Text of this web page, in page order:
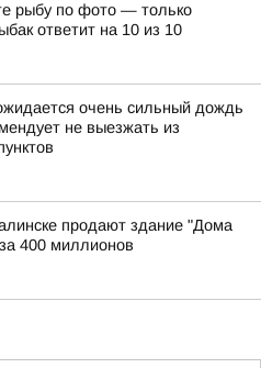
рыбу по фото — только
ответит на 10 из 10
очень сильный дождь
не выезжать из
продают здание "Дома
400 миллионов